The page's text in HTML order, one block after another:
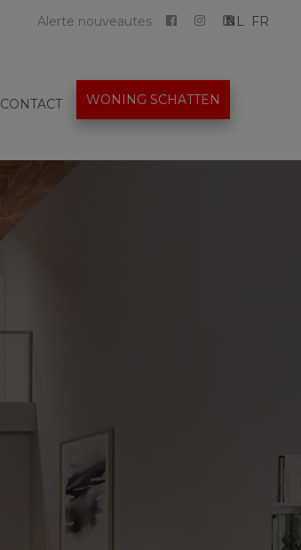
Alerte nouveautes NL FR
CONTACT WONING SCHATTEN